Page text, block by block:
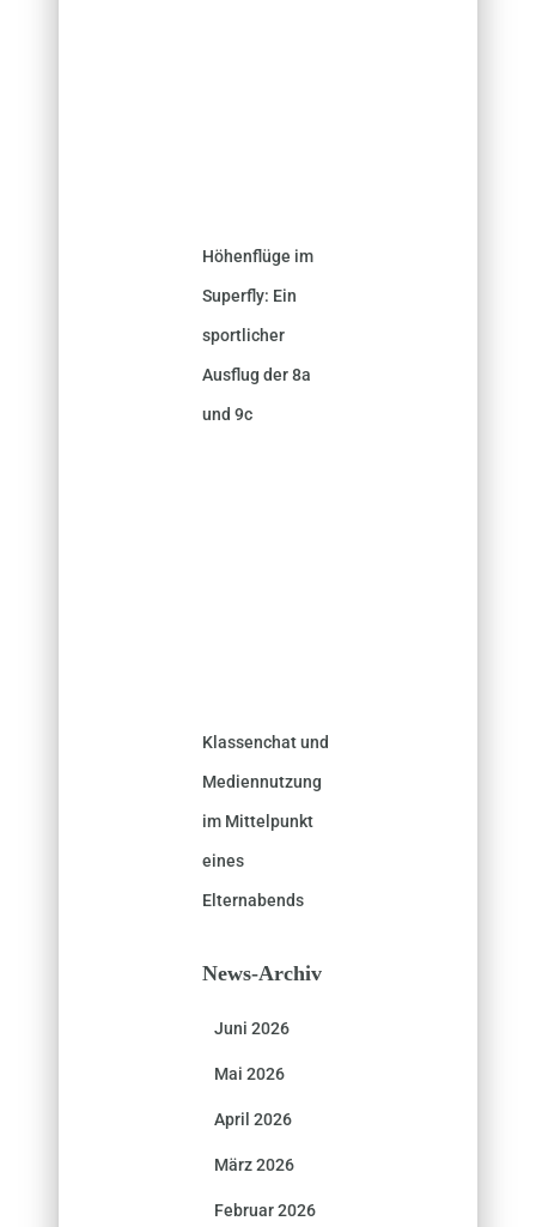
Höhenflüge im
Superfly: Ein
sportlicher
Ausflug der 8a
und 9c
Klassenchat und
Mediennutzung
im Mittelpunkt
eines
Elternabends
News-Archiv
Juni 2026
Mai 2026
April 2026
März 2026
Februar 2026